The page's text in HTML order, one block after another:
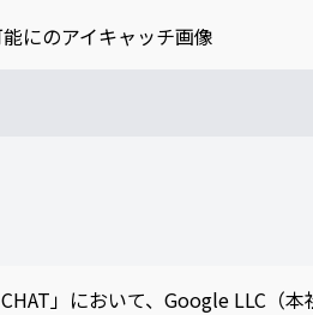
」において、Google LLC